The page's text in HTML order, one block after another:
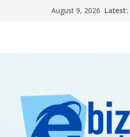
August 9, 2026 Latest: